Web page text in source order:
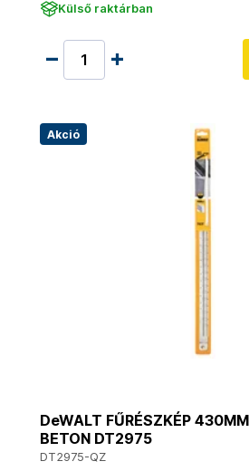
Külső raktárban
Akció
DeWALT FŰRÉSZKÉP
BETON DT2975
DT2975-QZ